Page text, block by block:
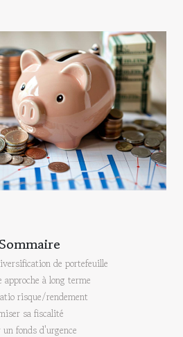
de portefeuille
approche à long terme
risque/rendement
sa fiscalité
un fonds d'urgence